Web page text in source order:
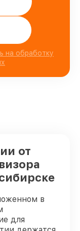
на обработку
от
в
для